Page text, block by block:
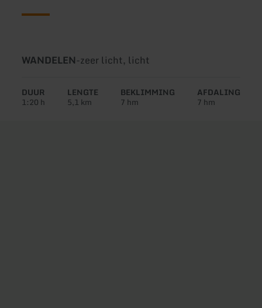
Soort
WANDELEN-Moeilijkheidsgraad:
zeer licht, licht
DUUR
1:20 h
LENGTE
5,1 km
BEKLIMMING
7 hm
AFDALING
7 hm